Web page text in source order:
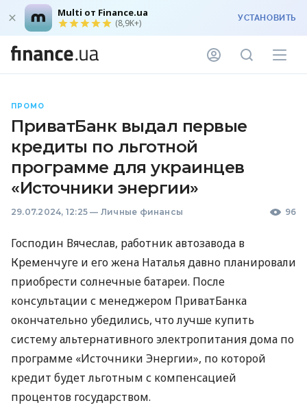
Multi от Finance.ua
(8,9K+) УСТАНОВИТЬ
ПРОМО
ПриватБанк выдал первые
кредиты по льготной
программе для украинцев
«Источники энергии»
29.07.2024, 12:25 — Личные финансы 96
Господин Вячеслав, работник автозавода в
Кременчуге и его жена Наталья давно планировали
приобрести солнечные батареи. После
консультации с менеджером ПриватБанка
окончательно убедились, что лучше купить
систему альтернативного электропитания дома по
программе «Источники Энергии», по которой
кредит будет льготным с компенсацией
процентов государством.